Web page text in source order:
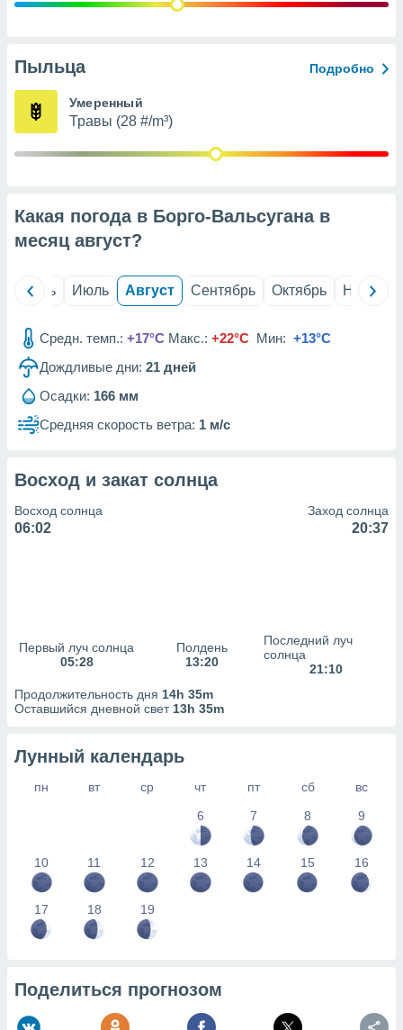
рекламы
сведения
1199
Пыльца Подробно
Умеренный
Травы (28 #/m³)
Какая погода в Борго-Вальсугана в
месяц август?
Июнь Июль Август Сентябрь Октябрь Ноябрь
Средн. темп.: +17°C Макс.: +22°C Мин: +13°C
Дождливые дни: 21 дней
Осадки: 166 мм
Средняя скорость ветра: 1 м/с
Восход и закат солнца
Восход солнца
06:02
Заход солнца
20:37
Первый луч солнца
05:28
Полдень
13:20
Последний луч
солнца
21:10
Продолжительность дня 14h 35m
Оставшийся дневной свет 13h 35m
Лунный календарь
пн вт ср чт пт сб
вс
6
7 8 9
10 11 12 13 14 15 16
17 18 19
Поделиться прогнозом